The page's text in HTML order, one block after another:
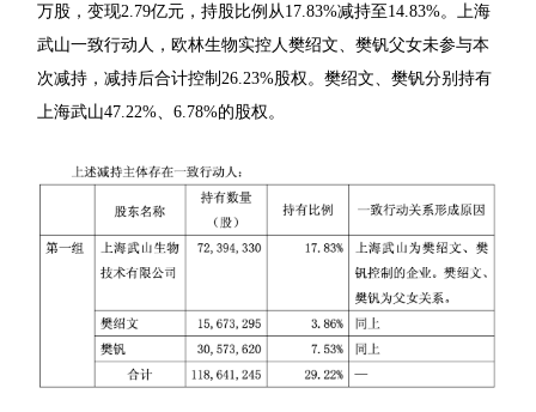
万股，变现2.79亿元，持股比例从17.83%减持至14.83%。上海
武山一致行动人，欧林生物实控人樊绍文、樊钒父女未参与本
次减持，减持后合计控制26.23%股权。樊绍文、樊钒分别持有
上海武山47.22%、6.78%的股权。